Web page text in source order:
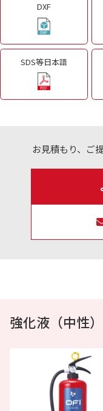
DXF
SDS等日本語
お見積もり、ご
強化液（中性